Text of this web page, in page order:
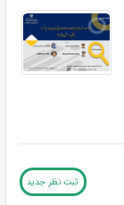
ثبت نظر جدید